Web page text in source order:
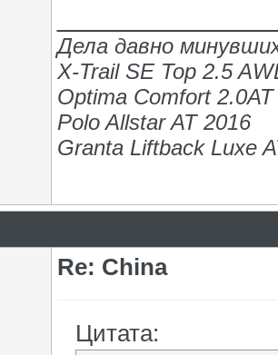
Дела давно
X-Trail SE Top 2.5
Optima Comfort
Polo Allstar AT 2016
Granta Liftback Luxe
Re: China
Цитата: